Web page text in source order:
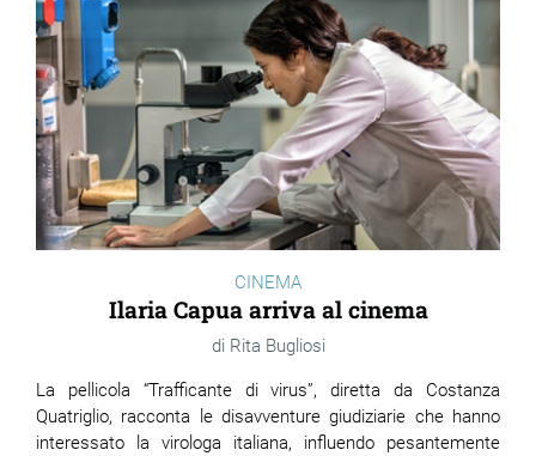
CINEMA
Ilaria Capua arriva al cinema
Rita Bugliosi
La pellicola “Trafficante di virus”, diretta da Costanza
Quatriglio, racconta le disavventure giudiziarie che hanno
interessato la virologa italiana, influendo pesantemente